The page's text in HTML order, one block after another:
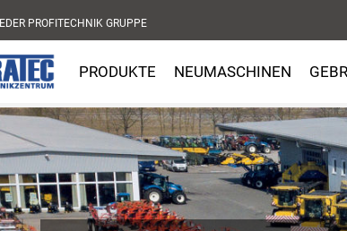
EDER PROFITECHNIK GRUPPE
PRODUKTE NEUMASCHINEN